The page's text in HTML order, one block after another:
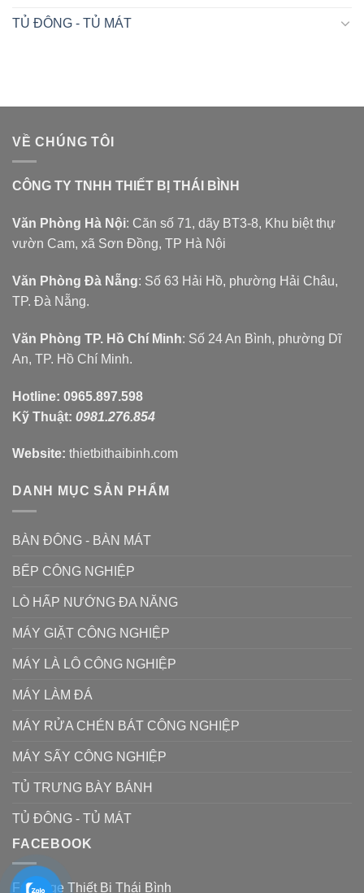
TỦ ĐÔNG - TỦ MÁT
VỀ CHÚNG TÔI
CÔNG TY TNHH THIẾT BỊ THÁI BÌNH
Văn Phòng Hà Nội: Căn số 71, dãy BT3-8, Khu biệt thự
vườn Cam, xã Sơn Đồng, TP Hà Nội
Văn Phòng Đà Nẵng: Số 63 Hải Hồ, phường Hải Châu,
TP. Đà Nẵng.
Văn Phòng TP. Hồ Chí Minh: Số 24 An Bình, phường Dĩ
An, TP. Hồ Chí Minh.
Hotline: 0965.897.598
Kỹ Thuật: 0981.276.854
Website: thietbithaibinh.com
DANH MỤC SẢN PHẨM
BÀN ĐÔNG - BÀN MÁT
BẾP CÔNG NGHIỆP
LÒ HẤP NƯỚNG ĐA NĂNG
MÁY GIẶT CÔNG NGHIỆP
MÁY LÀ LÔ CÔNG NGHIỆP
MÁY LÀM ĐÁ
MÁY RỬA CHÉN BÁT CÔNG NGHIỆP
MÁY SẤY CÔNG NGHIỆP
TỦ TRƯNG BÀY BÁNH
TỦ ĐÔNG - TỦ MÁT
FACEBOOK
Fanpage Thiết Bị Thái Bình